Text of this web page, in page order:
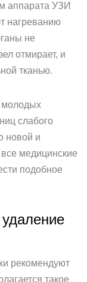
аппарата УЗИ
нагреванию
не
отмирает, и
тканью.
молодых
слабого
новой и
медицинские
подобное
рекомендуют
такое